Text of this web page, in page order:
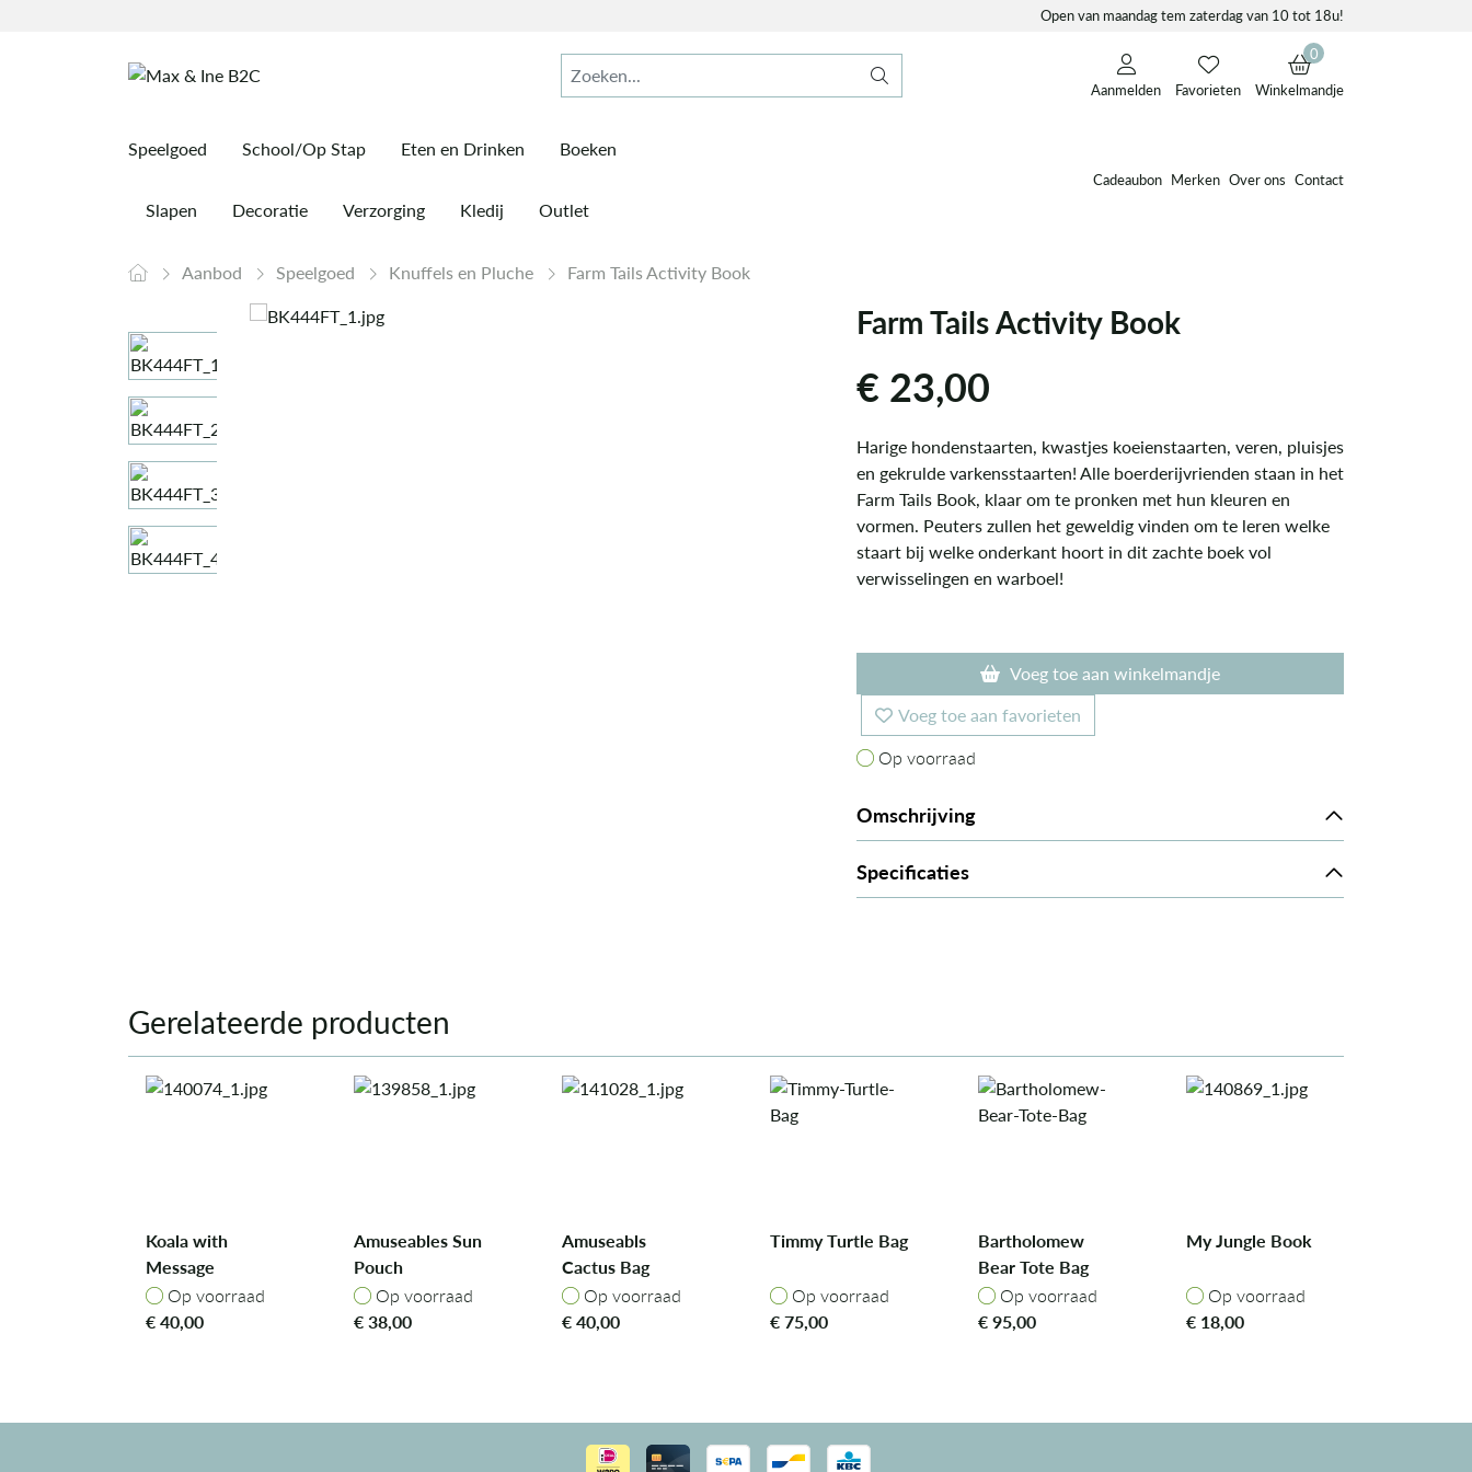
Open van maandag tem zaterdag van 10 tot 18u!
Aanmelden Favorieten
0
Winkelmandje
Speelgoed School/Op Stap Eten en Drinken Boeken
Slapen Decoratie Verzorging Kledij Outlet
Cadeaubon Merken Over ons Contact
Aanbod Speelgoed Knuffels en Pluche Farm Tails Activity Book
Farm Tails Activity Book
€23,00
Harige hondenstaarten, kwastjes koeienstaarten, veren, pluisjes
en gekrulde varkensstaarten! Alle boerderijvrienden staan in het
Farm Tails Book, klaar om te pronken met hun kleuren en
vormen. Peuters zullen het geweldig vinden om te leren welke
staart bij welke onderkant hoort in dit zachte boek vol
verwisselingen en warboel!
Voeg toe aan winkelmandje
Voeg toe aan favorieten
Op voorraad
Op voorraad
Omschrijving
Specificaties
Gerelateerde producten
Koala with
Message
Op voorraad
Op voorraad
€40,00
Amuseables Sun
Pouch
Op voorraad
Op voorraad
€38,00
Amuseabls
Cactus Bag
Op voorraad
Op voorraad
€40,00
Timmy Turtle Bag
Op voorraad
Op voorraad
€75,00
Bartholomew
Bear Tote Bag
Op voorraad
Op voorraad
€95,00
My Jungle Book
Op voorraad
Op voorraad
€ 18,00